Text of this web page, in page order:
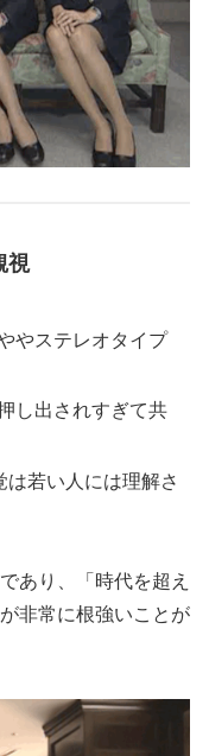
視
やステレオタイプ
し出されすぎて共
は若い人には理解さ
あり、「時代を超え
非常に根強いことが